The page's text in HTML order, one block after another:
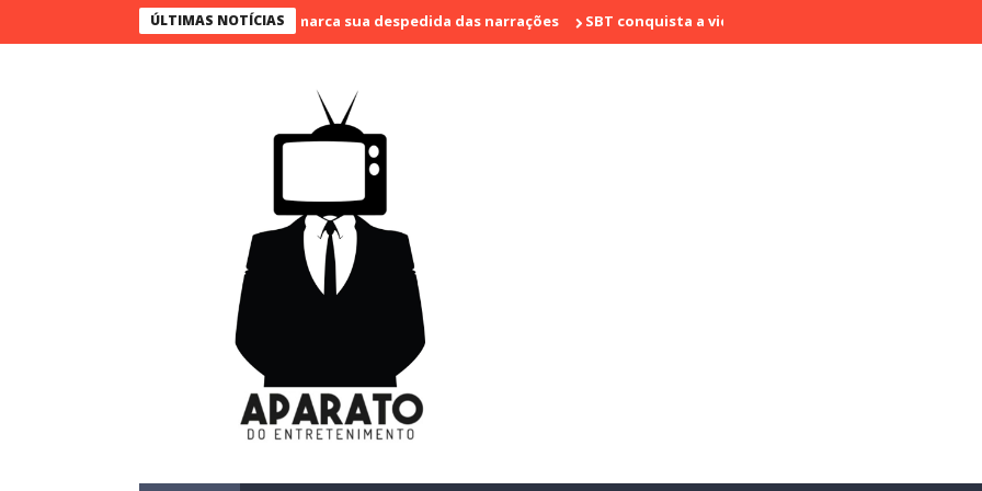
ÚLTIMAS NOTÍCIAS
Bueno narra o último jogo e marca sua despedida das narrações SBT conquista a vice liderança com "Bake Off Brasil" e "SBT